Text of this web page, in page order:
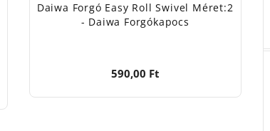
Daiwa Forgó Easy Roll Swivel Méret:2
- Daiwa Forgókapocs
590,00 Ft